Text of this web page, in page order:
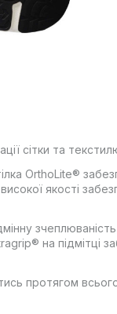
сітки та
OrthoLite®
якості
на підмітці
протягом